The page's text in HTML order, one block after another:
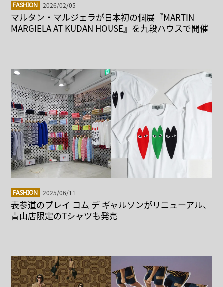
FASHION 2026/02/05
マルタン・マルジェラが日本初の個展『MARTIN
MARGIELA AT KUDAN HOUSE』を九段ハウスで開催
FASHION 2025/06/11
表参道のプレイ コム デ ギャルソンがリニューアル、
青山店限定のTシャツも発売